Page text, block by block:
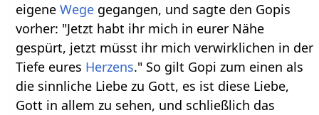
eigeneWege gegangen, und sagte den Gopis
vorher: "Jetzt habt ihr mich in eurer Nähe
gespürt, jetzt müsst ihr mich verwirklichen in der
Tiefe eures Herzens." So gilt Gopi zum einen als
die sinnliche Liebe zu Gott, es ist diese Liebe,
Gott in allem zu sehen, und schließlich das